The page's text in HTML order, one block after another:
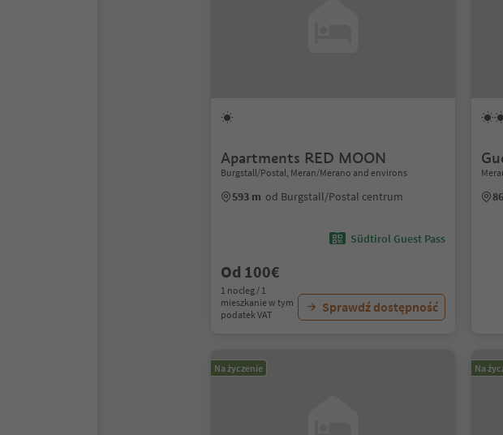
Apartments RED MOON
Burgstall/Postal, Meran/Merano and environs
593 m od Burgstall/Postal centrum
Südtirol Guest Pass
Od 100€
1 nocleg / 1
mieszkanie w tym
podatek VAT
Sprawdź dostępność
Na życzenie Na